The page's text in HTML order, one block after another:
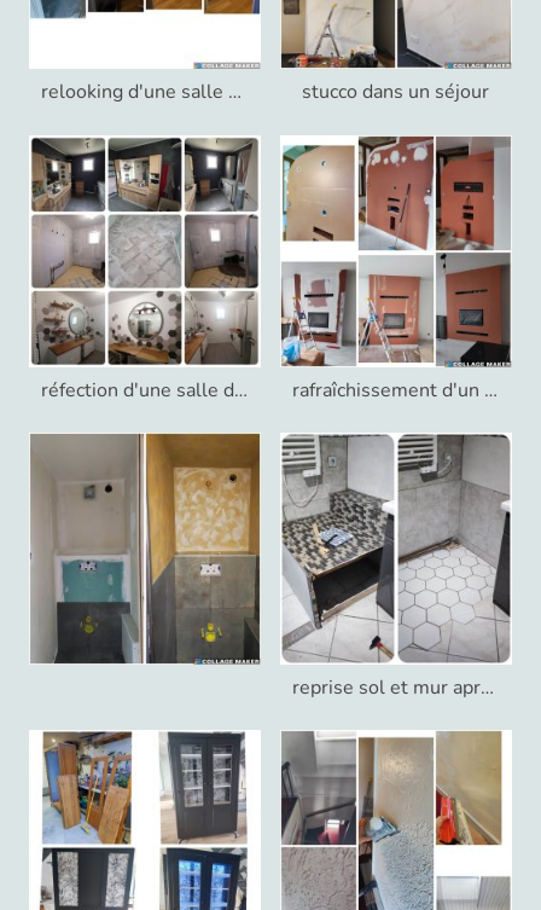
relooking d'une salle d'eau stucco dans un séjour
réfection d'une salle de bain rafraîchissement d'un séjour après travaux
reprise sol et mur après démontage d'un coffrage inutile